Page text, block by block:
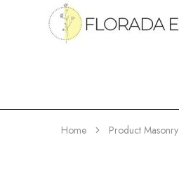
Home Product Masonry